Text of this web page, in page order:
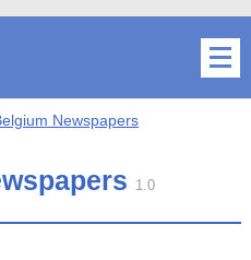
Newspapers
1.0